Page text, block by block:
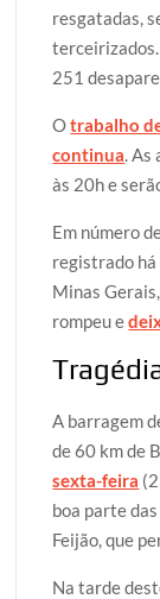
resgatadas,
251
Otrabalho
continua .
às 20h e
Em número
registrado
Minas
rompeu e
A barragem
de 60 km de
sexta-feira
boa parte
Feijão, que
Na tarde